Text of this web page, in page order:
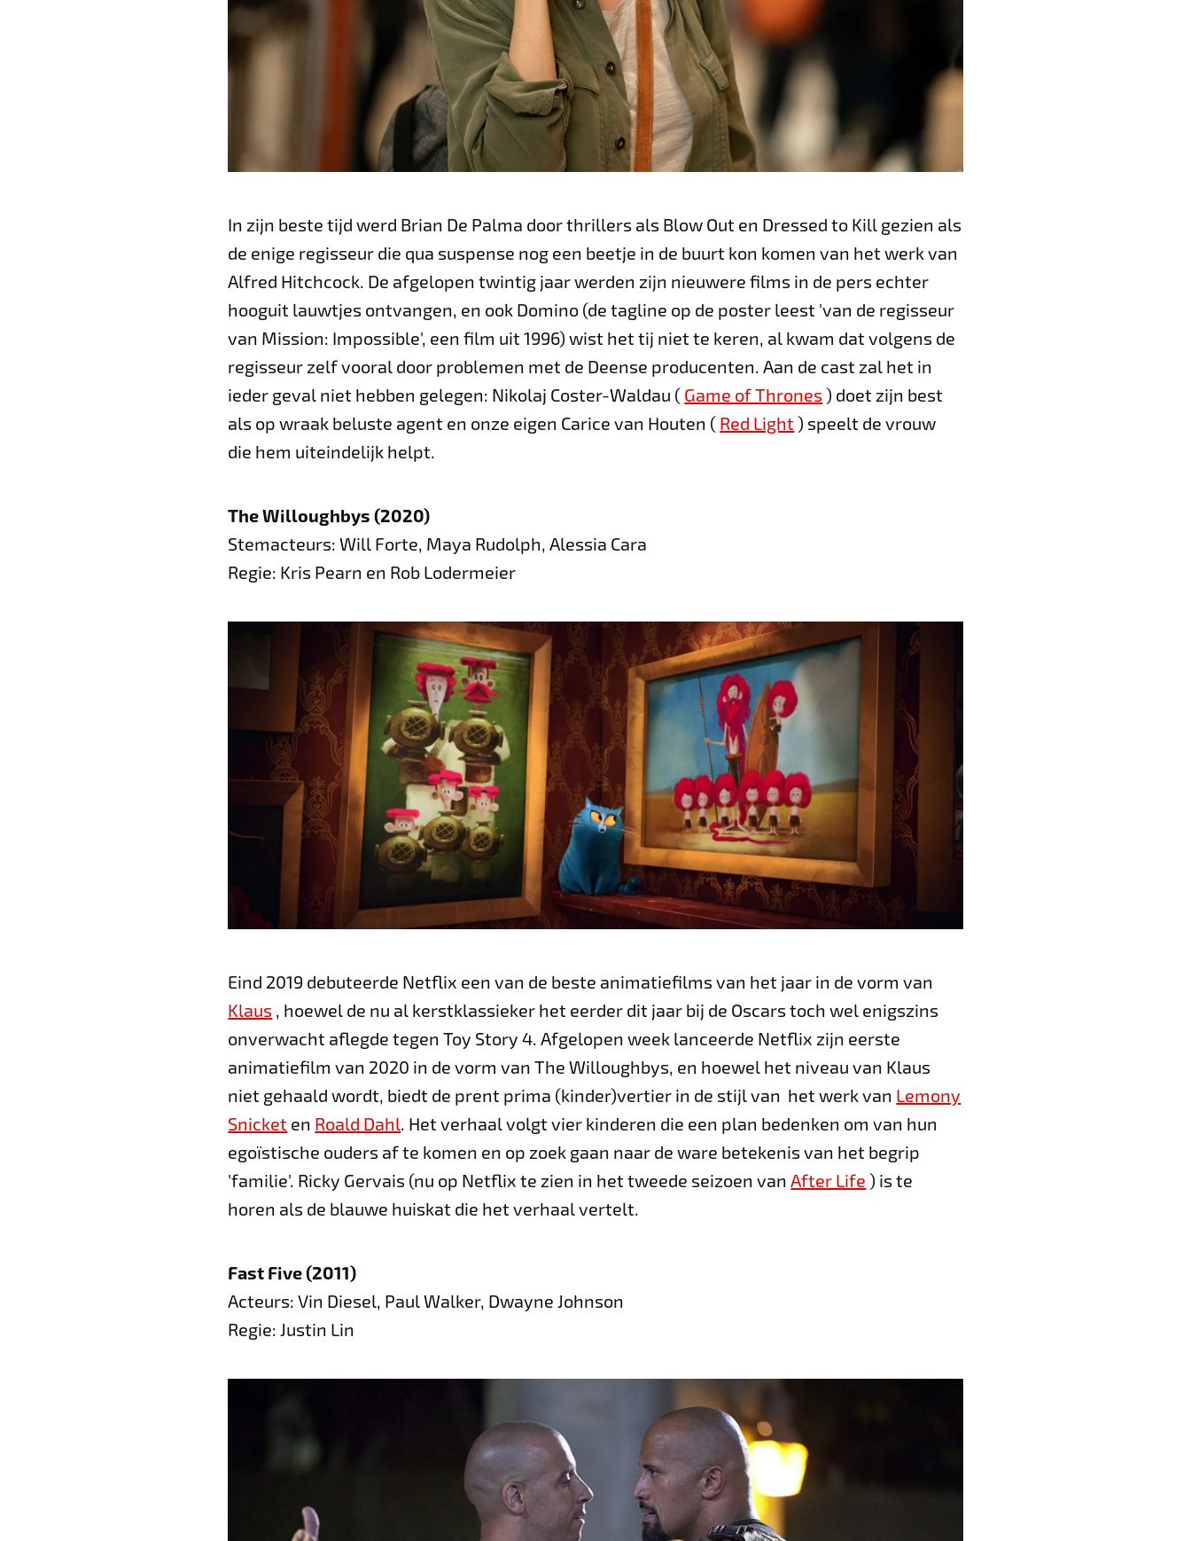
In zijn beste tijd werd Brian De Palma door thrillers als Blow Out en Dressed to Kill gezien als
de enige regisseur die qua suspense nog een beetje in de buurt kon komen van het werk van
Alfred Hitchcock. De afgelopen twintig jaar werden zijn nieuwere films in de pers echter
hooguit lauwtjes ontvangen, en ook Domino (de tagline op de poster leest 'van de regisseur
van Mission: Impossible', een film uit 1996) wist het tij niet te keren, al kwam dat volgens de
regisseur zelf vooral door problemen met de Deense producenten. Aan de cast zal het in
ieder geval niet hebben gelegen: Nikolaj Coster-Waldau ( Game of Thrones) doet zijn best
als op wraak beluste agent en onze eigen Carice van Houten ( Red Light ) speelt de vrouw
die hem uiteindelijk helpt.
The Willoughbys (2020)
Stemacteurs: Will Forte, Maya Rudolph, Alessia Cara
Regie: Kris Pearn en Rob Lodermeier
Eind 2019 debuteerde Netflix een van de beste animatiefilms van het jaar in de vorm van
Klaus , hoewel de nu al kerstklassieker het eerder dit jaar bij de Oscars toch wel enigszins
onverwacht aflegde tegen Toy Story 4. Afgelopen week lanceerde Netflix zijn eerste
animatiefilm van 2020 in de vorm van The Willoughbys, en hoewel het niveau van Klaus
niet gehaald wordt, biedt de prent prima (kinder)vertier in de stijl van het werk van Lemony
Snicket en Roald Dahl. Het verhaal volgt vier kinderen die een plan bedenken om van hun
egoïstische ouders af te komen en op zoek gaan naar de ware betekenis van het begrip
'familie'. Ricky Gervais (nu op Netflix te zien in het tweede seizoen van After Life ) is te
horen als de blauwe huiskat die het verhaal vertelt.
Fast Five (2011)
Acteurs: Vin Diesel, Paul Walker, Dwayne Johnson
Regie: Justin Lin